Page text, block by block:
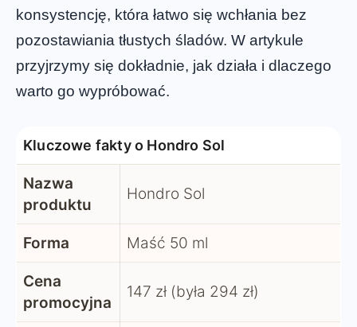
konsystencję, która łatwo się wchłania bez
pozostawiania tłustych śladów. W artykule
przyjrzymy się dokładnie, jak działa i dlaczego
warto go wypróbować.
Kluczowe fakty o Hondro Sol
Nazwa
produktu
Hondro Sol
Forma Maść 50 ml
Cena
promocyjna
147 zł (była 294 zł)